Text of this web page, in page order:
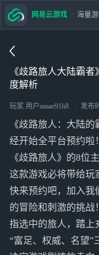
《歧路旅人大陆霸
度解析
玩家 用户aaaae91h8 发布
《歧路旅人：大陆
经开始全平台预约啦
《歧路旅人》的8位
这款游戏必将带给玩
快来预约吧，加入我
的冒险和刺激的挑战
指选中的旅人，踏上
“富足、权威、名望”
网易云游戏 海量